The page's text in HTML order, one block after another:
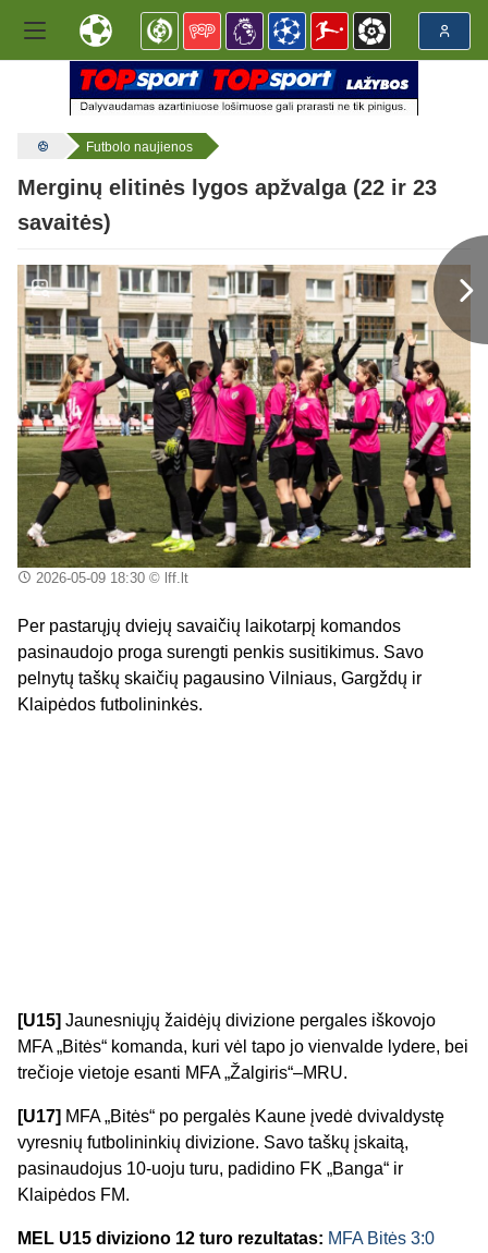
Futbolo naujienos
Merginų elitinės lygos apžvalga (22 ir 23
savaitės)
2026-05-09 18:30© lff.lt
Per pastarųjų dviejų savaičių laikotarpį komandos
pasinaudojo proga surengti penkis susitikimus. Savo
pelnytų taškų skaičių pagausino Vilniaus, Gargždų ir
Klaipėdos futbolininkės.
[U15] Jaunesniųjų žaidėjų divizione pergales iškovojo
MFA „Bitės“ komanda, kuri vėl tapo jo vienvalde lydere, bei
trečioje vietoje esanti MFA „Žalgiris“–MRU.
[U17] MFA „Bitės“ po pergalės Kaune įvedė dvivaldystę
vyresnių futbolininkių divizione. Savo taškų įskaitą,
pasinaudojus 10-uoju turu, padidino FK „Banga“ ir
Klaipėdos FM.
MEL U15 diviziono 12 turo rezultatas: MFA Bitės 3:0